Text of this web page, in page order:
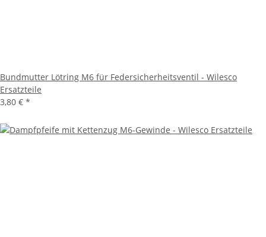
Bundmutter Lötring M6 für Federsicherheitsventil - Wilesco
Ersatzteile
3,80 € *